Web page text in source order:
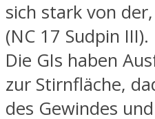
sich stark von
(NC 17 Sudpin III).
Die GIs haben
zur Stirnfläche,
des Gewindes